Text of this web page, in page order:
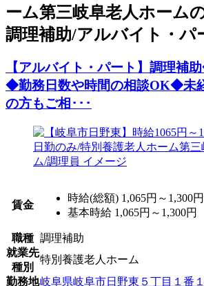
ーム第三岐阜老人ホーム
調理補助/アルバイト・パ
【アルバイト・パート】調理補
◆勤務日数や時間の相談OK◆未
の方もご相･･･
賃金
時給(総額) 1,065円～1,300円
基本時給 1,065円～1,300円
職種 調理補助
就業先
種別
特別養護老人ホーム
勤務地岐阜県岐阜市日野東５丁目１番